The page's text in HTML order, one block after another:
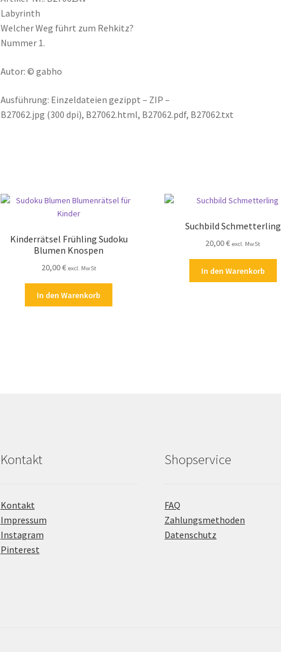
Labyrinth
Welcher Weg führt zum Rehkitz?
Nummer 1.
Autor: © gabho
Ausführung: Einzeldateien gezippt – ZIP –
B27062.jpg (300 dpi), B27062.html, B27062.pdf, B27062.txt
Kinderrätsel Frühling Sudoku
Blumen Knospen
20,00€ excl. MwSt
In den Warenkorb
Suchbild Schmetterling
20,00€ excl. MwSt
In den Warenkorb
Kontakt
Kontakt
Impressum
Instagram
Pinterest
Shopservice
FAQ
Zahlungsmethoden
Datenschutz